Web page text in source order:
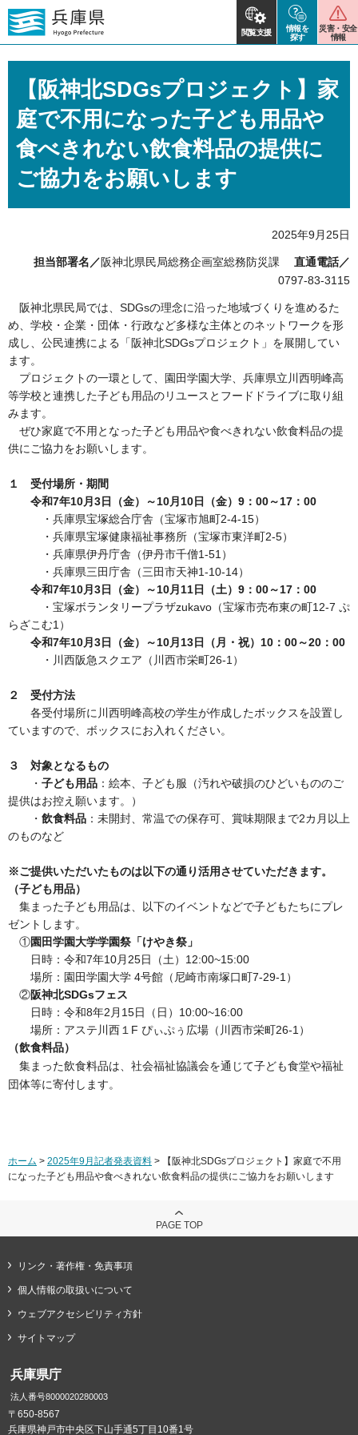
閲覧支援
情報を
探す
災害・安全
情報
【阪神北SDGsプロジェクト】家
庭で不用になった子ども用品や
食べきれない飲食料品の提供に
ご協力をお願いします
2025年9月25日
担当部署名／阪神北県民局総務企画室総務防災課 直通電話／
0797-83-3115
阪神北県民局では、SDGsの理念に沿った地域づくりを進めるた
め、学校・企業・団体・行政など多様な主体とのネットワークを形
成し、公民連携による「阪神北SDGsプロジェクト」を展開してい
ます。
プロジェクトの一環として、園田学園大学、兵庫県立川西明峰高
等学校と連携した子ども用品のリユースとフードドライブに取り組
みます。
ぜひ家庭で不用となった子ども用品や食べきれない飲食料品の提
供にご協力をお願いします。
１ 受付場所・期間
令和7年10月3日（金）～10月10日（金）9：00～17：00
・兵庫県宝塚総合庁舎（宝塚市旭町2-4-15）
・兵庫県宝塚健康福祉事務所（宝塚市東洋町2-5）
・兵庫県伊丹庁舎（伊丹市千僧1-51）
・兵庫県三田庁舎（三田市天神1-10-14）
令和7年10月3日（金）～10月11日（土）9：00～17：00
・宝塚ボランタリープラザzukavo（宝塚市売布東の町12-7 ぷ
らざこむ1）
令和7年10月3日（金）～10月13日（月・祝）10：00～20：00
・川西阪急スクエア（川西市栄町26-1）
２ 受付方法
各受付場所に川西明峰高校の学生が作成したボックスを設置し
ていますので、ボックスにお入れください。
３ 対象となるもの
・ 子ども用品 ：絵本、子ども服（汚れや破損のひどいもののご
提供はお控え願います。）
・ 飲食料品 ：未開封、常温での保存可、賞味期限まで2カ月以上
のものなど
※ご提供いただいたものは以下の通り活用させていただきます。
（子ども用品）
集まった子ども用品は、以下のイベントなどで子どもたちにプレ
ゼントします。
①園田学園大学学園祭「けやき祭」
日時：令和7年10月25日（土）12:00~15:00
場所：園田学園大学 4号館（尼崎市南塚口町7-29-1）
②阪神北SDGsフェス
日時：令和8年2月15日（日）10:00~16:00
場所：アステ川西１F ぴぃぷぅ広場（川西市栄町26-1）
（飲食料品）
集まった飲食料品は、社会福祉協議会を通じて子ども食堂や福祉
団体等に寄付します。
ホーム > 2025年9月記者発表資料 > 【阪神北SDGsプロジェクト】家庭で不用
になった子ども用品や食べきれない飲食料品の提供にご協力をお願いします
PAGE TOP
リンク・著作権・免責事項
個人情報の取扱いについて
ウェブアクセシビリティ方針
サイトマップ
兵庫県庁
法人番号8000020280003
〒650-8567
兵庫県神戸市中央区下山手通5丁目10番1号